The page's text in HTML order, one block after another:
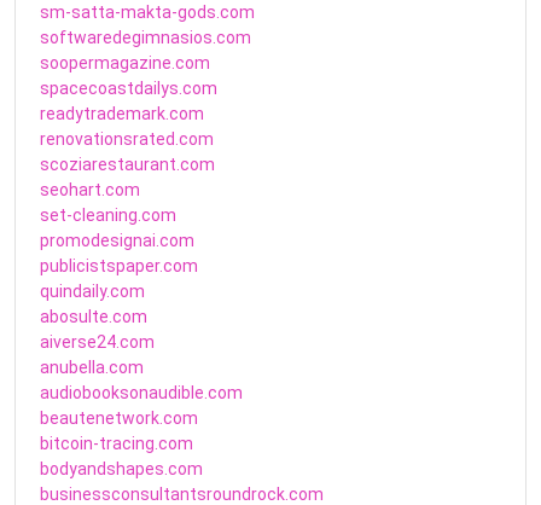
sm-satta-makta-gods.com
softwaredegimnasios.com
soopermagazine.com
spacecoastdailys.com
readytrademark.com
renovationsrated.com
scoziarestaurant.com
seohart.com
set-cleaning.com
promodesignai.com
publicistspaper.com
quindaily.com
abosulte.com
aiverse24.com
anubella.com
audiobooksonaudible.com
beautenetwork.com
bitcoin-tracing.com
bodyandshapes.com
businessconsultantsroundrock.com